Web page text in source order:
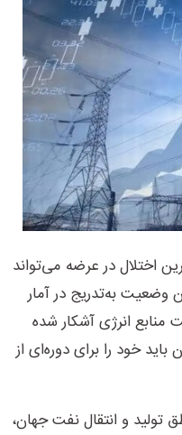
اختلال در عرضه می‌تواند
وضعیت به‌تدریج در آمار
منابع انرژی آشکار شده
خود را برای دوره‌ای از
تولید و انتقال نفت جهان،